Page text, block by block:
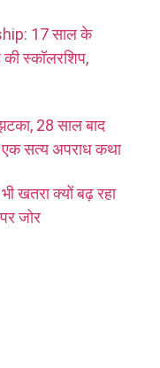
17 साल के
स्कॉलरशिप,
28 साल बाद
एक सत्य अपराध कथा
खतरा क्यों बढ़ रहा
जोर